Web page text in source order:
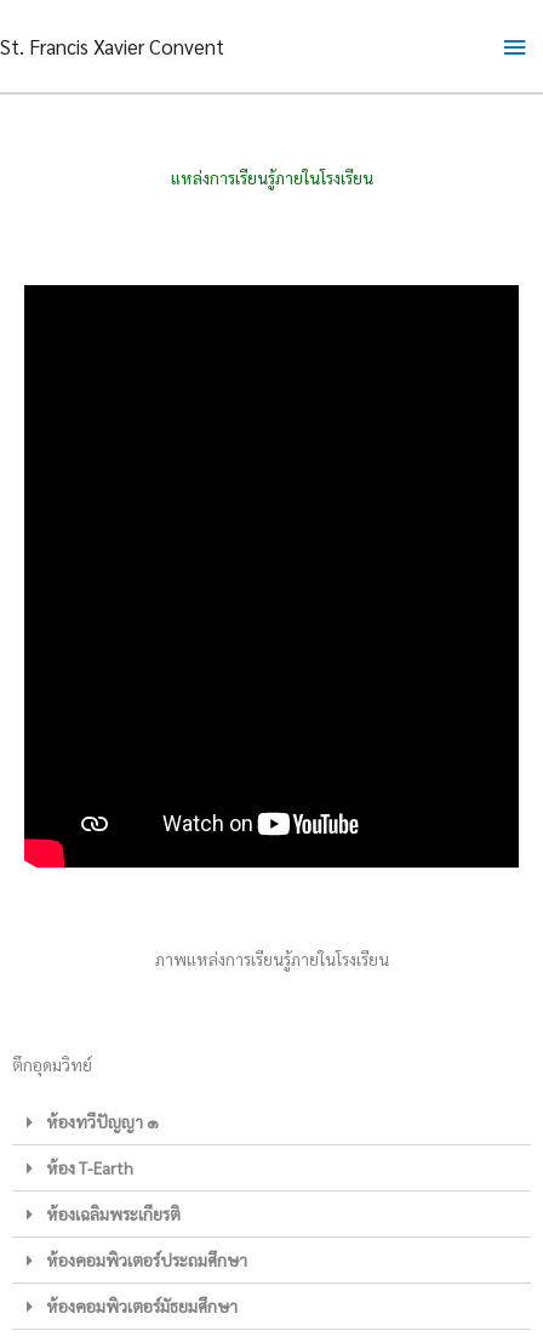
to
St. Francis Xavier Convent
แหล่งการเรียนรู้ภายในโรงเรียน
ภาพแหล่งการเรียนรู้ภายในโรงเรียน
ตึกอุดมวิทย์
ห้องทวีปัญญา ๑
ห้อง T-Earth
ห้องเฉลิมพระเกียรติ
ห้องคอมพิวเตอร์ประถมศึกษา
ห้องคอมพิวเตอร์มัธยมศึกษา